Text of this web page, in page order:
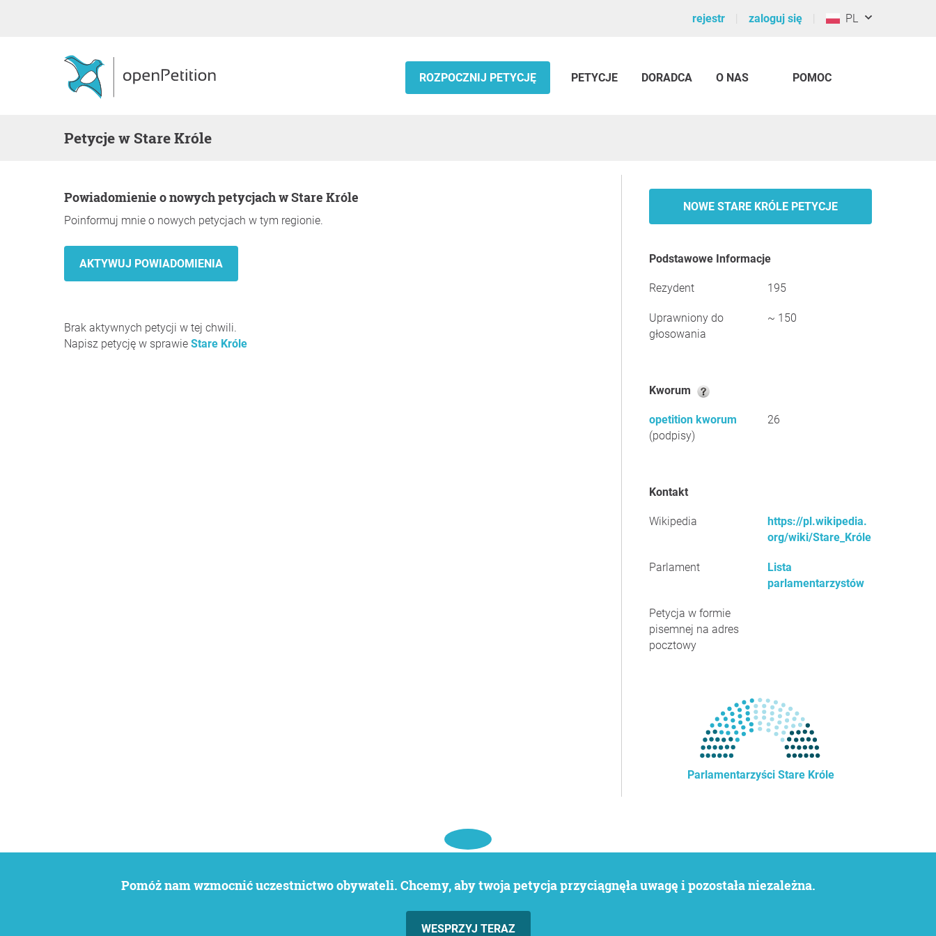
rejestr zaloguj się PL
ROZPOCZNIJ PETYCJĘ PETYCJE DORADCA O NAS POMOC
Petycje w Stare Króle
Powiadomienie o nowych petycjach w Stare Króle
Poinformuj mnie o nowych petycjach w tym regionie.
Brak aktywnych petycji w tej chwili.
Napisz petycję w sprawie Stare Króle
NOWE STARE KRÓLE PETYCJE
Podstawowe Informacje
Rezydent 195
Uprawniony do
głosowania
~ 150
Kworum
opetition kworum
(podpisy)
26
Kontakt
Wikipedia
https://pl.wikipedia.
org/wiki/Stare_Króle
Parlament
Lista
parlamentarzystów
Petycja w formie
pisemnej na adres
pocztowy
Parlamentarzyści Stare Króle
Pomóż nam wzmocnić uczestnictwo obywateli. Chcemy, aby twoja petycja przyciągnęła uwagę i pozostała niezależna.
WESPRZYJ TERAZ